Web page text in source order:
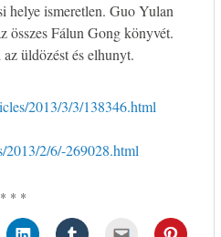
helye ismeretlen. Guo Yulan
összes Fálun Gong könyvét.
üldözést és elhunyt.
2013/3/3/138346.html
2/6/-269028.html
* * *